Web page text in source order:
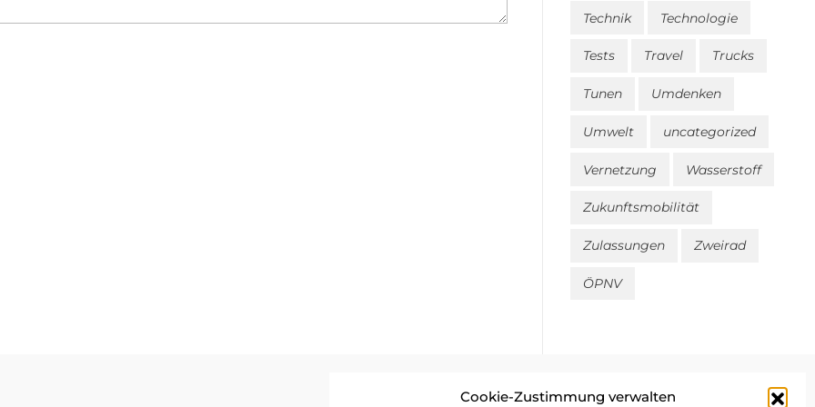
Cookie-Zustimmung verwalten
Technik Technologie
Tests Travel Trucks
Tunen Umdenken
Umwelt uncategorized
Vernetzung Wasserstoff
Zukunftsmobilität
Zulassungen Zweirad
ÖPNV